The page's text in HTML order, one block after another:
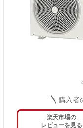
購入者
楽天市場の
レビューを見る